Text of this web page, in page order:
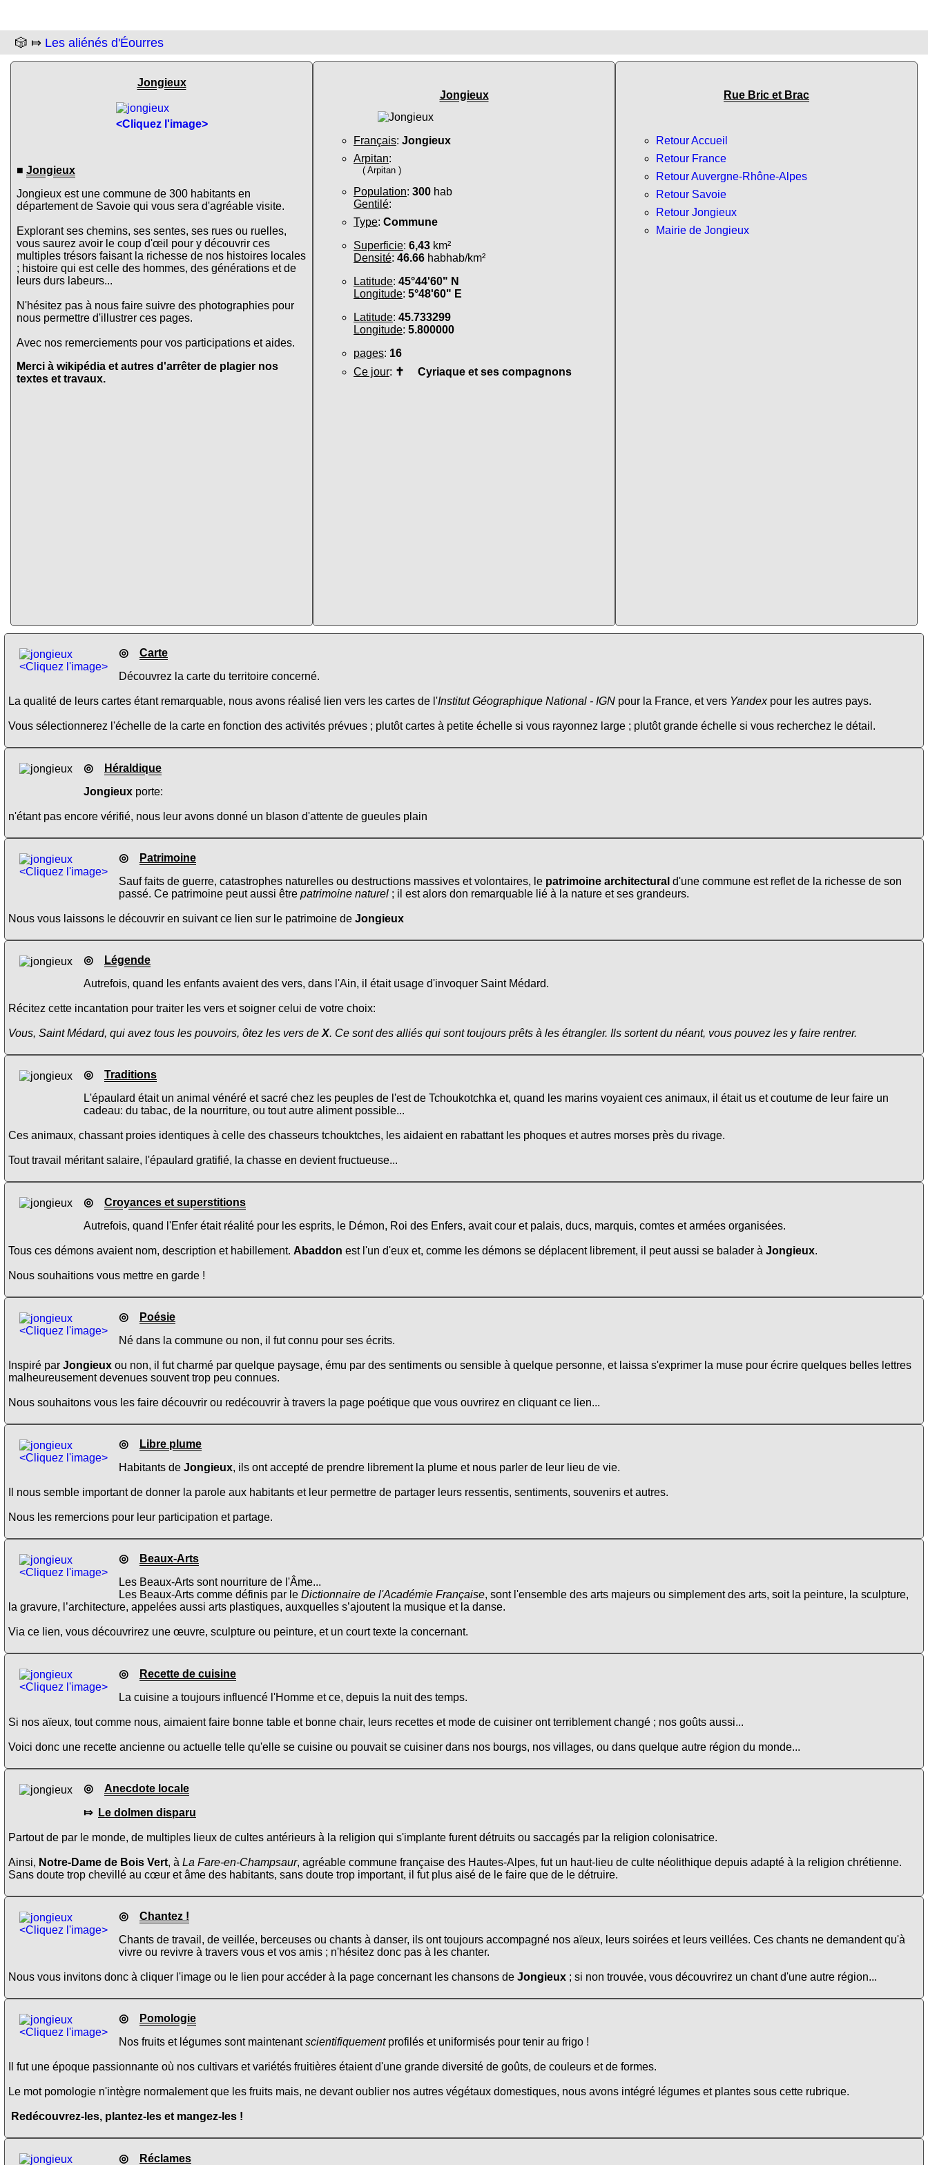
🎲 ⤇ Les aliénés d'Éourres
Jongieux
<Cliquez l'image>
■ Jongieux
Jongieux est une commune de 300 habitants en
département de Savoie qui vous sera d'agréable visite.
Explorant ses chemins, ses sentes, ses rues ou ruelles,
vous saurez avoir le coup d'œil pour y découvrir ces
multiples trésors faisant la richesse de nos histoires locales
; histoire qui est celle des hommes, des générations et de
leurs durs labeurs...
N'hésitez pas à nous faire suivre des photographies pour
nous permettre d'illustrer ces pages.
Avec nos remerciements pour vos participations et aides.
Merci à wikipédia et autres d'arrêter de plagier nos
textes et travaux.
Jongieux
Français: Jongieux
Arpitan:
( Arpitan )
Population: 300 hab
Gentilé:
Type: Commune
Superficie: 6,43 km²
Densité: 46.66 habhab/km²
Latitude: 45°44'60" N
Longitude: 5°48'60" E
Latitude: 45.733299
Longitude: 5.800000
pages: 16
Ce jour: ✝ Cyriaque et ses compagnons
Rue Bric et Brac
Retour Accueil
Retour France
Retour Auvergne-Rhône-Alpes
Retour Savoie
Retour Jongieux
Mairie de Jongieux
<Cliquez l'image>
◎ Carte
Découvrez la carte du territoire concerné.
La qualité de leurs cartes étant remarquable, nous avons réalisé lien vers les cartes de l'Institut Géographique National - IGN pour la France, et vers Yandexpour les autres pays.
Vous sélectionnerez l'échelle de la carte en fonction des activités prévues ; plutôt cartes à petite échelle si vous rayonnez large ; plutôt grande échelle si vous recherchez le détail.
◎
Héraldique
Jongieux porte:
n'étant pas encore vérifié, nous leur avons donné un blason d'attente de gueules plain
<Cliquez l'image>
◎
Patrimoine
Sauf faits de guerre, catastrophes naturelles ou destructions massives et volontaires, le patrimoine architectural d'une commune est reflet de la richesse de son
passé. Ce patrimoine peut aussi être patrimoine naturel ; il est alors don remarquable lié à la nature et ses grandeurs.
Nous vous laissons le découvrir en suivant ce lien sur le patrimoine de Jongieux
◎
Légende
Autrefois, quand les enfants avaient des vers, dans l'Ain, il était usage d'invoquer Saint Médard.
Récitez cette incantation pour traiter les vers et soigner celui de votre choix:
Vous, Saint Médard, qui avez tous les pouvoirs, ôtez les vers de X. Ce sont des alliés qui sont toujours prêts à les étrangler. Ils sortent du néant, vous pouvez les y faire rentrer.
◎ Traditions
L'épaulard était un animal vénéré et sacré chez les peuples de l'est de Tchoukotchka et, quand les marins voyaient ces animaux, il était us et coutume de leur faire un
cadeau: du tabac, de la nourriture, ou tout autre aliment possible...
Ces animaux, chassant proies identiques à celle des chasseurs tchouktches, les aidaient en rabattant les phoques et autres morses près du rivage.
Tout travail méritant salaire, l'épaulard gratifié, la chasse en devient fructueuse...
◎ Croyances et superstitions
Autrefois, quand l'Enfer était réalité pour les esprits, le Démon, Roi des Enfers, avait cour et palais, ducs, marquis, comtes et armées organisées.
Tous ces démons avaient nom, description et habillement. Abaddon est l'un d'eux et, comme les démons se déplacent librement, il peut aussi se balader à Jongieux.
Nous souhaitions vous mettre en garde !
<Cliquez l'image>
◎
Poésie
Né dans la commune ou non, il fut connu pour ses écrits.
Inspiré par Jongieux ou non, il fut charmé par quelque paysage, ému par des sentiments ou sensible à quelque personne, et laissa s'exprimer la muse pour écrire quelques belles lettres
malheureusement devenues souvent trop peu connues.
Nous souhaitons vous les faire découvrir ou redécouvrir à travers la page poétique que vous ouvrirez en cliquant ce lien...
<Cliquez l'image>
◎
Libre plume
Habitants de Jongieux, ils ont accepté de prendre librement la plume et nous parler de leur lieu de vie.
Il nous semble important de donner la parole aux habitants et leur permettre de partager leurs ressentis, sentiments, souvenirs et autres.
Nous les remercions pour leur participation et partage.
<Cliquez l'image>
◎
Beaux-Arts
Les Beaux-Arts sont nourriture de l'Âme...
Les Beaux-Arts comme définis par le Dictionnaire de l'Académie Française, sont l'ensemble des arts majeurs ou simplement des arts, soit la peinture, la sculpture,
la gravure, l’architecture, appelées aussi arts plastiques, auxquelles s’ajoutent la musique et la danse.
Via ce lien, vous découvrirez une œuvre, sculpture ou peinture, et un court texte la concernant.
<Cliquez l'image>
◎
Recette de cuisine
La cuisine a toujours influencé l'Homme et ce, depuis la nuit des temps.
Si nos aïeux, tout comme nous, aimaient faire bonne table et bonne chair, leurs recettes et mode de cuisiner ont terriblement changé ; nos goûts aussi...
Voici donc une recette ancienne ou actuelle telle qu'elle se cuisine ou pouvait se cuisiner dans nos bourgs, nos villages, ou dans quelque autre région du monde...
◎ Anecdote locale
⤇ Le dolmen disparu
Partout de par le monde, de multiples lieux de cultes antérieurs à la religion qui s'implante furent détruits ou saccagés par la religion colonisatrice.
Ainsi, Notre-Dame de Bois Vert, à La Fare-en-Champsaur, agréable commune française des Hautes-Alpes, fut un haut-lieu de culte néolithique depuis adapté à la religion chrétienne.
Sans doute trop chevillé au cœur et âme des habitants, sans doute trop important, il fut plus aisé de le faire que de le détruire.
<Cliquez l'image>
◎ Chantez !
Chants de travail, de veillée, berceuses ou chants à danser, ils ont toujours accompagné nos aïeux, leurs soirées et leurs veillées. Ces chants ne demandent qu'à
vivre ou revivre à travers vous et vos amis ; n'hésitez donc pas à les chanter.
Nous vous invitons donc à cliquer l'image ou le lien pour accéder à la page concernant les chansons de Jongieux ; si non trouvée, vous découvrirez un chant d'une autre région...
<Cliquez l'image>
◎
Pomologie
Nos fruits et légumes sont maintenantscientifiquementprofilés et uniformisés pour tenir au frigo !
Il fut une époque passionnante où nos cultivars et variétés fruitières étaient d'une grande diversité de goûts, de couleurs et de formes.
Le mot pomologie n'intègre normalement que les fruits mais, ne devant oublier nos autres végétaux domestiques, nous avons intégré légumes et plantes sous cette rubrique.
Redécouvrez-les, plantez-les et mangez-les !
◎ Réclames